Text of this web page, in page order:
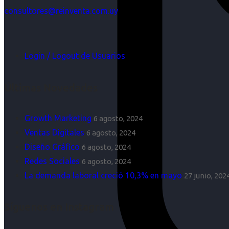
consultores@reinventa.com.uy
Login / Logout de Usuarios
Growth Marketing 6 agosto, 2024
Ventas Digitales 6 agosto, 2024
Diseño Gráfico 6 agosto, 2024
Redes Sociales 6 agosto, 2024
La demanda laboral creció 10,3% en mayo 27 junio,